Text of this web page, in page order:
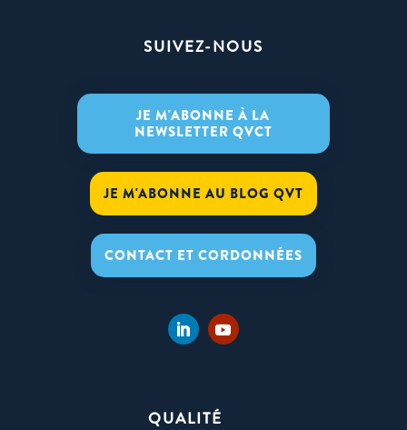
SUIVEZ-NOUS
JE M'ABONNE À LA
NEWSLETTER QVCT
JE M'ABONNE AU BLOG QVT
CONTACT ET CORDONNÉES
QUALITÉ